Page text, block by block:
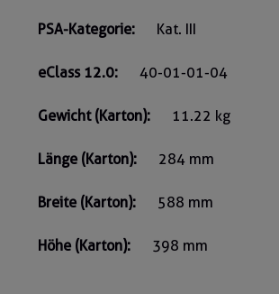
PSA-Kategorie: Kat. III
eClass 12.0: 40-01-01-04
Gewicht (Karton): 11.22 kg
Länge (Karton): 284 mm
Breite (Karton): 588 mm
Höhe (Karton): 398 mm